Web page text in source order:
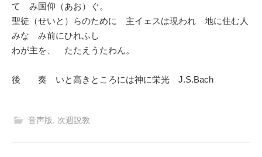
て み国仰（あお）ぐ。
聖徒（せいと）らのために 主イェスは現われ 地に住む人
みな み前にひれふし
わが主を、 たたえうたわん。
後 奏 いと高きところには神に栄光 J.S.Bach
音声版, 次週説教